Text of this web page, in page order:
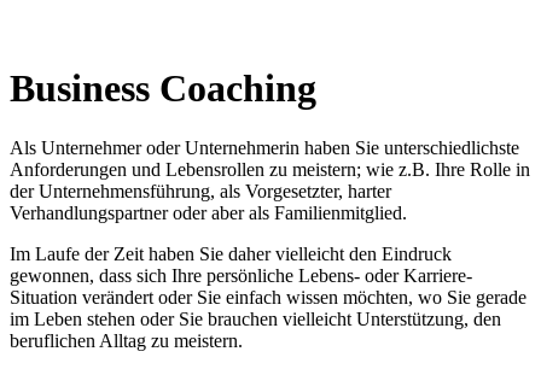
Business Coaching
Als Unternehmer oder Unternehmerin haben Sie unterschiedlichste
Anforderungen und Lebensrollen zu meistern; wie z.B. Ihre Rolle in
der Unternehmensführung, als Vorgesetzter, harter
Verhandlungspartner oder aber als Familienmitglied.
Im Laufe der Zeit haben Sie daher vielleicht den Eindruck
gewonnen, dass sich Ihre persönliche Lebens- oder Karriere-
Situation verändert oder Sie einfach wissen möchten, wo Sie gerade
im Leben stehen oder Sie brauchen vielleicht Unterstützung, den
beruflichen Alltag zu meistern.